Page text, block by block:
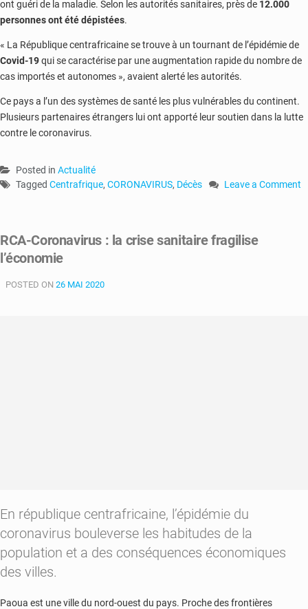
ont guéri de la maladie. Selon les autorités sanitaires, près de 12.000
personnes ont été dépistées.
« La République centrafricaine se trouve à un tournant de l’épidémie de
Covid-19qui se caractérise par une augmentation rapide du nombre de
cas importés et autonomes », avaient alerté les autorités.
Ce pays a l’un des systèmes de santé les plus vulnérables du continent.
Plusieurs partenaires étrangers lui ont apporté leur soutien dans la lutte
contre le coronavirus.
Posted in Actualité
Tagged Centrafrique, CORONAVIRUS, Décès
Leave a Comment
:
RCA-Coronavirus : la crise sanitaire fragilise
l’économie
POSTED ON 26 MAI 2020
En république centrafricaine, l’épidémie du
coronavirus bouleverse les habitudes de la
population et a des conséquences économiques
des villes.
Paoua est une ville du nord-ouest du pays. Proche des frontières